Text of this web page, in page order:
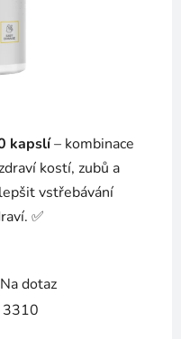
kapslí– kombinace
kostí, zubů a
vstřebávání
✅
Na dotaz
3310